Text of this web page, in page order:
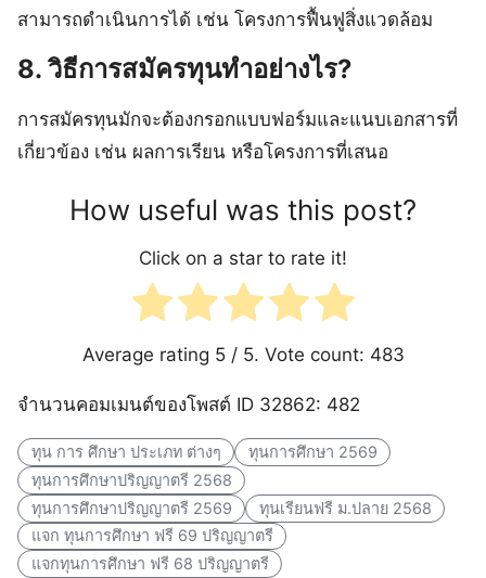
สามารถดำเนินการได้ เช่น โครงการฟื้นฟูสิ่งแวดล้อม
8. วิธีการสมัครทุนทำอย่างไร?
การสมัครทุนมักจะต้องกรอกแบบฟอร์มและแนบเอกสารที่
เกี่ยวข้อง เช่น ผลการเรียน หรือโครงการที่เสนอ
How useful was this post?
Click on a star to rate it!
Average rating 5/ 5. Vote count: 483
จำนวนคอมเมนต์ของโพสต์ ID 32862: 482
ทุน การ ศึกษา ประเภท ต่างๆ
ทุนการศึกษา 2569
ทุนการศึกษาปริญญาตรี 2568
ทุนการศึกษาปริญญาตรี 2569
ทุนเรียนฟรี ม.ปลาย 2568
แจก ทุนการศึกษา ฟรี 69 ปริญญาตรี
แจกทุนการศึกษา ฟรี 68 ปริญญาตรี